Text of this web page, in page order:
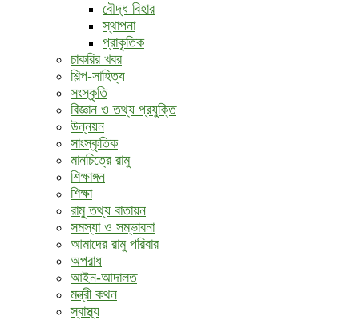
বৌদ্ধ ‍বিহার
স্থাপনা
প্রাকৃতিক
চাকরির খবর
শিল্প-সাহিত্য
সংস্কৃতি
বিজ্ঞান ও তথ্য প্রযুক্তি
উন্নয়ন
সাংস্কৃতিক
মানচিত্রে রামু
শিক্ষাঙ্গন
শিক্ষা
রামু তথ্য বাতায়ন
সমস্যা ও সম্ভাবনা
আমাদের রামু পরিবার
অপরাধ
আইন-আদালত
মন্ত্রী কথন
স্বাস্থ্য